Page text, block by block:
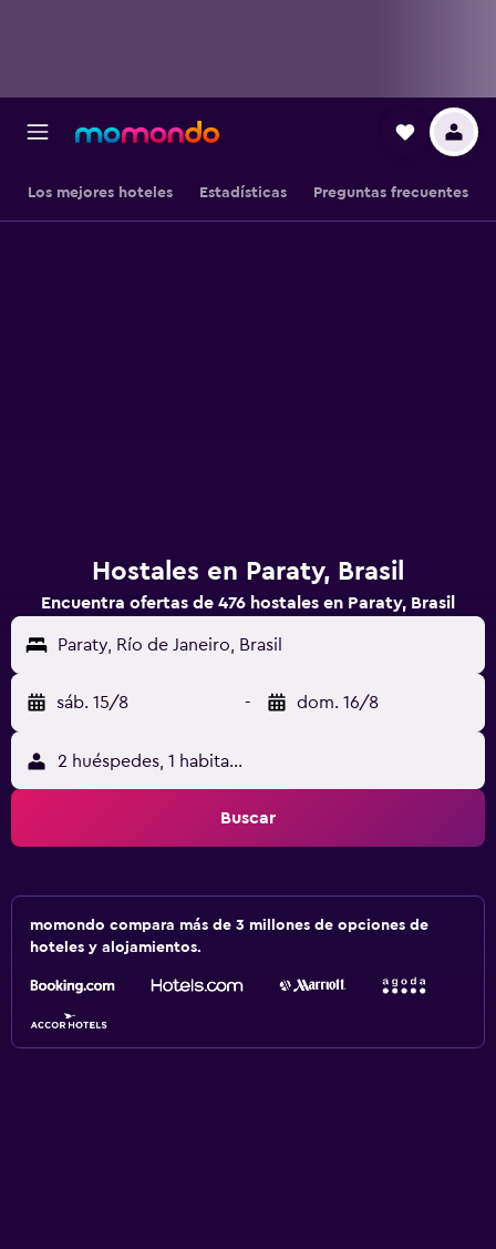
Los mejores hoteles Estadísticas Preguntas frecuentes
Hostales en Paraty, Brasil
Encuentra ofertas de 476 hostales en Paraty, Brasil
Paraty, Río de Janeiro, Brasil
sáb. 15/8 - dom. 16/8
2 huéspedes, 1 habitación
Buscar
momondo compara más de 3 millones de opciones de
hoteles y alojamientos.